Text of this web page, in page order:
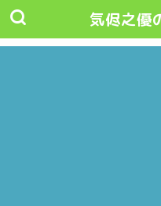
気侭之